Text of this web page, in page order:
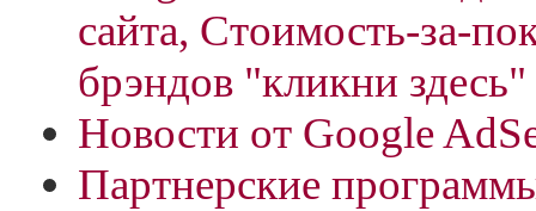
сайта, Стоимость-за-
брэндов "кликни здесь"
Новости от Google
Партнерские